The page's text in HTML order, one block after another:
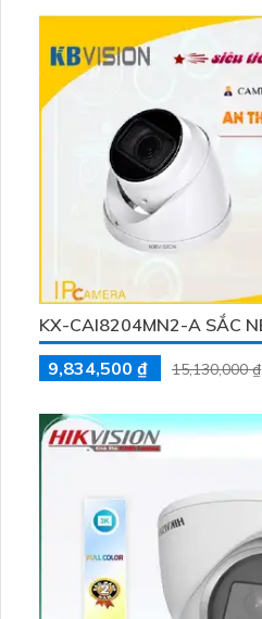
bảo vệ tài sản tính mạng con
quanh.
KX-CAI8204MN2-A SẮC
9,834,500 ₫
15,130,000 ₫